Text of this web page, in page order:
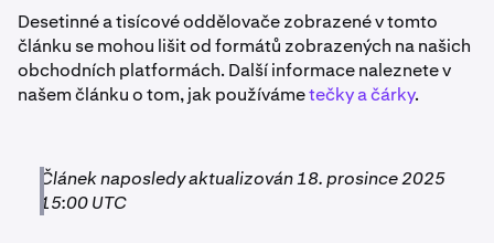
*Dvě verze USDC jsou v současné době podporovány
na Polygonu a Arbitrum: USDC.e a nativní USDC.
obchodování.
Mohou se také účtovat poplatky za financování a
Americký dolar
5 USD
5 GBP
Desetinné a tisícové oddělovače zobrazené v tomto
článku se mohou lišit od formátů zobrazených na našich
obchodních platformách. Další informace naleznete v
našem článku o tom, jak používámetečky a čárky.
Článek naposledy aktualizován 18. prosince 2025
15:00 UTC